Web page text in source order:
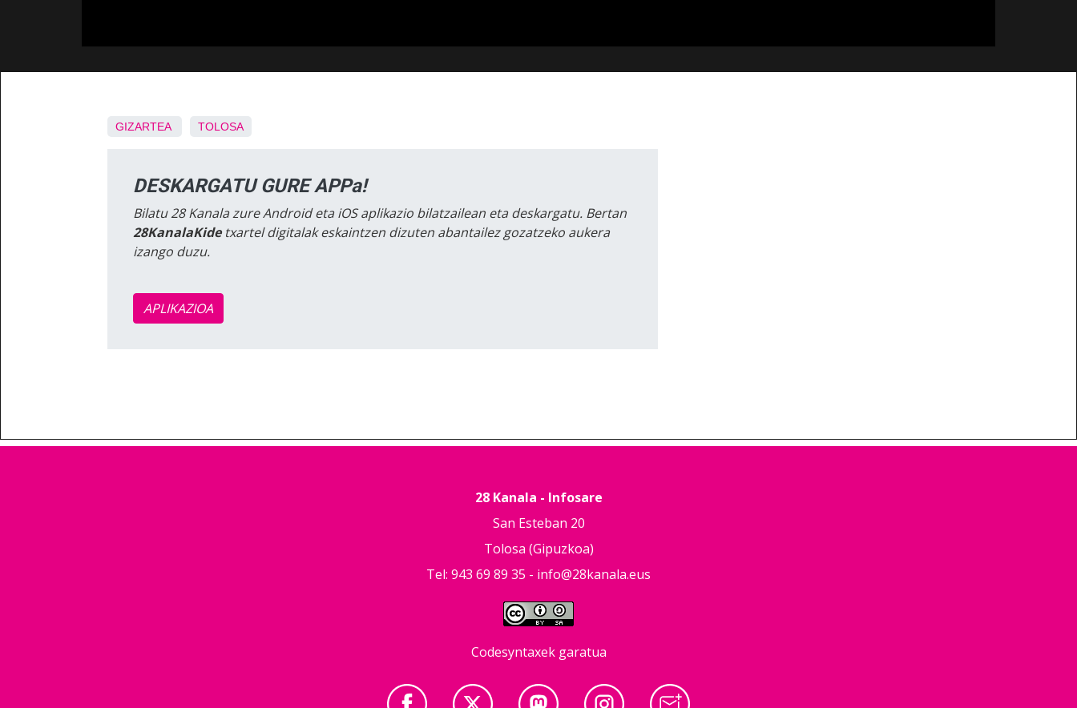
GIZARTEA TOLOSA
DESKARGATU GURE APPa!
Bilatu 28 Kanala zure Android eta iOS aplikazio bilatzailean eta deskargatu. Bertan
28KanalaKidetxartel digitalak eskaintzen dizuten abantailez gozatzeko aukera
izango duzu.
APLIKAZIOA
28 Kanala - Infosare
San Esteban 20
Tolosa (Gipuzkoa)
Tel: 943 69 89 35 - info@28kanala.eus
Codesyntaxek garatua